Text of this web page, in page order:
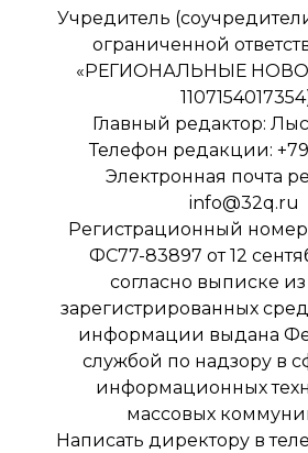
Учредитель
ограниченной
«РЕГИОНАЛЬНЫЕ
Главный редактор:
Телефон редакции:
Электронная почта
info@32q.ru
Регистрационный
ФС77-83897 от 12
согласно выписке из
зарегистрированных
информации выдана
службой по надзору в
информационных
массовых
Написать директору в